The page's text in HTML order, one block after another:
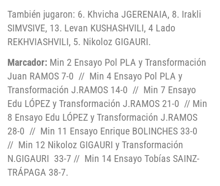
También jugaron: 6. Khvicha JGERENAIA, 8. Irakli
SIMVSIVE, 13. Levan KUSHASHVILI, 4 Lado
REKHVIASHVILI, 5. Nikoloz GIGAURI.
Marcador: Min 2 Ensayo Pol PLA y Transformación
Juan RAMOS 7-0 // Min 4 Ensayo Pol PLA y
Transformación J.RAMOS 14-0 // Min 7 Ensayo
Edu LÓPEZ y Transformación J.RAMOS 21-0 // Min
8 Ensayo Edu LÓPEZ y Transformación J.RAMOS
28-0 // Min 11 Ensayo Enrique BOLINCHES 33-0
// Min 12 Nikoloz GIGAURI y Transformación
N.GIGAURI 33-7 // Min 14 Ensayo Tobías SAINZ-
TRÁPAGA 38-7.